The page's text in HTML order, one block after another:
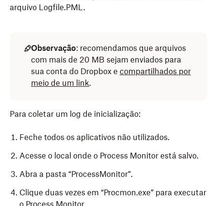
arquivo Logfile.PML.
Observação: recomendamos que arquivos
com mais de 20 MB sejam enviados para
sua conta do Dropbox e compartilhados por
meio de um link.
Para coletar um log de inicialização:
Feche todos os aplicativos não utilizados.
Acesse o local onde o Process Monitor está salvo.
Abra a pasta “ProcessMonitor”.
Clique duas vezes em “Procmon.exe” para executar
o Process Monitor.